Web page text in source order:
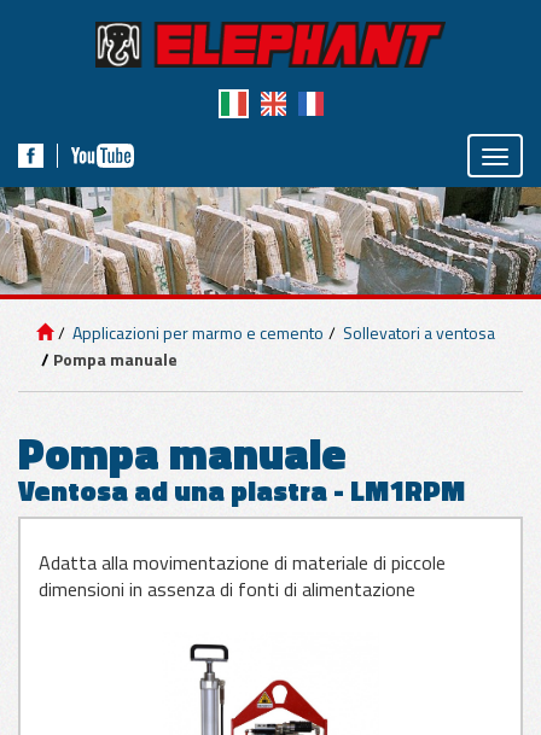
Toggle
IMPIANTI DI
SOLLEVAMENTO
PER MARMO E
CEMENTO
Applicazioni per marmo e cemento
Sollevatori a ventosa
Pompa manuale
Pompa manuale
Ventosa ad una piastra - LM1RPM
Adatta alla movimentazione di materiale di piccole
dimensioni in assenza di fonti di alimentazione